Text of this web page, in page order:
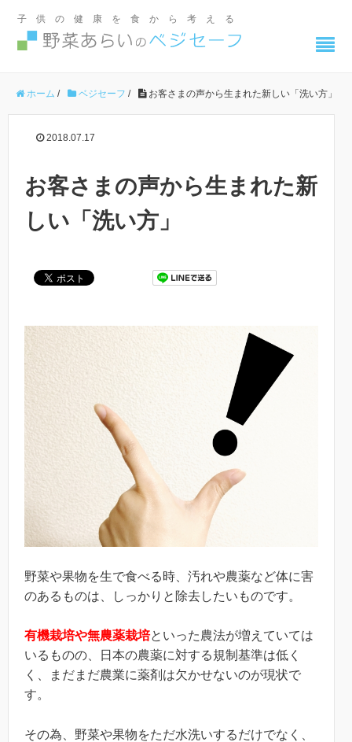
子供の健康を食から考える
ホーム / ベジセーフ / お客さまの声から生まれた新しい「洗い方」
2018.07.17
お客さまの声から生まれた新
しい「洗い方」
野菜や果物を生で食べる時、汚れや農薬など体に害
のあるものは、しっかりと除去したいものです。
有機栽培や無農薬栽培といった農法が増えていては
いるものの、日本の農薬に対する規制基準は低く
く、まだまだ農業に薬剤は欠かせないのが現状で
す。
その為、野菜や果物をただ水洗いするだけでなく、